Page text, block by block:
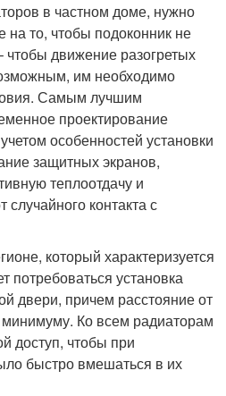
в частном доме, нужно
на то, чтобы подоконник не
движение разогретых
им необходимо
Самым лучшим
проектирование
особенностей установки
защитных экранов,
теплоотдачу и
контакта с
который характеризуется
установка
двери, причем расстояние от
минимуму. Ко всем радиаторам
доступ, чтобы при
быстро вмешаться в их